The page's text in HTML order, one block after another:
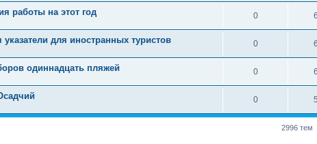
работы на этот год 0
для иностранных туристов 0
одиннадцать пляжей 0
0
2996 тем